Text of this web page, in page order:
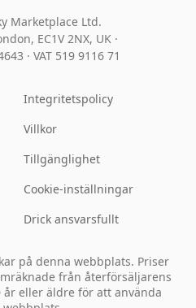
Marketplace Ltd.
EC1V 2NX, UK ·
· VAT 519 9116 71
Integritetspolicy
Villkor
Tillgänglighet
Cookie-inställningar
Drick ansvarsfullt
på denna webbplats. Priser
från återförsäljarens
år eller äldre för att använda